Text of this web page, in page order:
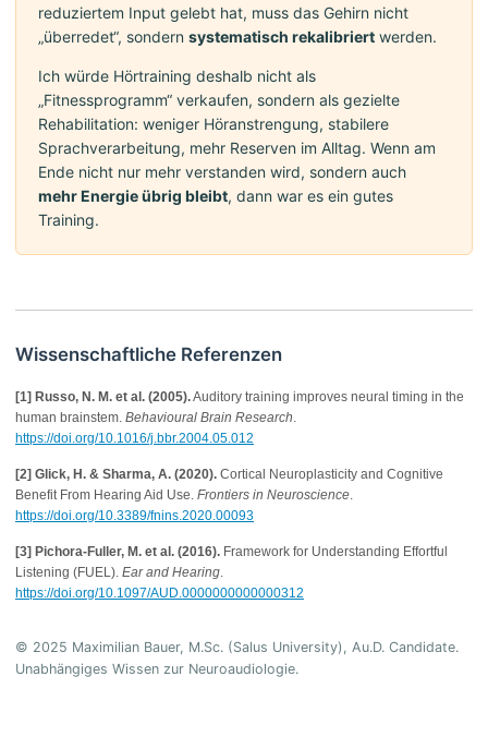
reduziertem Input gelebt hat, muss das Gehirn nicht
„überredet“, sondern systematisch rekalibriert werden.
Ich würde Hörtraining deshalb nicht als
„Fitnessprogramm“ verkaufen, sondern als gezielte
Rehabilitation: weniger Höranstrengung, stabilere
Sprachverarbeitung, mehr Reserven im Alltag. Wenn am
Ende nicht nur mehr verstanden wird, sondern auch
mehr Energie übrig bleibt, dann war es ein gutes
Training.
Wissenschaftliche Referenzen
[1] Russo, N. M. et al. (2005).Auditory training improves neural timing in the
human brainstem. Behavioural Brain Research.
https://doi.org/10.1016/j.bbr.2004.05.012
[2] Glick, H. & Sharma, A. (2020). Cortical Neuroplasticity and Cognitive
Benefit From Hearing Aid Use. Frontiers in Neuroscience.
https://doi.org/10.3389/fnins.2020.00093
[3] Pichora-Fuller, M. et al. (2016). Framework for Understanding Effortful
Listening (FUEL). Ear and Hearing.
https://doi.org/10.1097/AUD.0000000000000312
© 2025 Maximilian Bauer, M.Sc. (Salus University), Au.D. Candidate.
Unabhängiges Wissen zur Neuroaudiologie.